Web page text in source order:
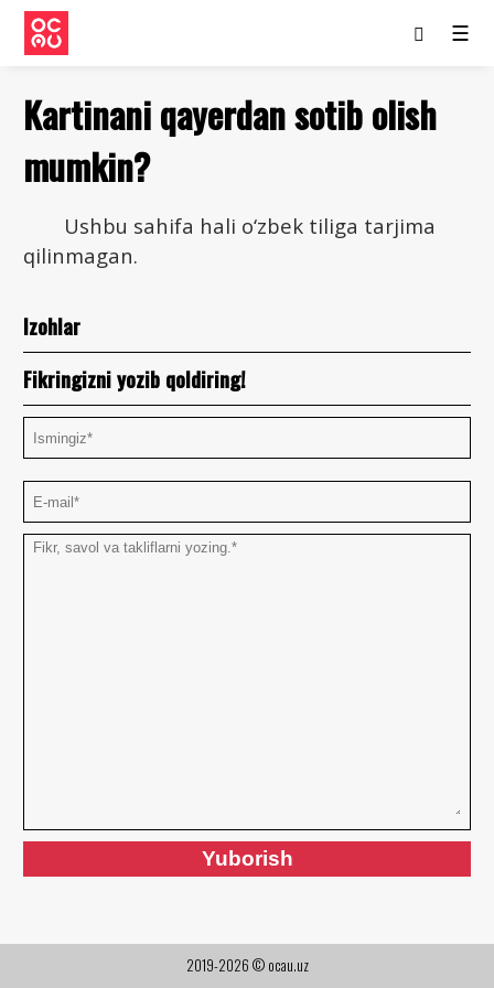
☰
Kartinani qayerdan sotib olish
mumkin?
Ushbu sahifa hali o‘zbek tiliga tarjima
qilinmagan.
Izohlar
Fikringizni yozib qoldiring!
2019-2026 © ocau.uz